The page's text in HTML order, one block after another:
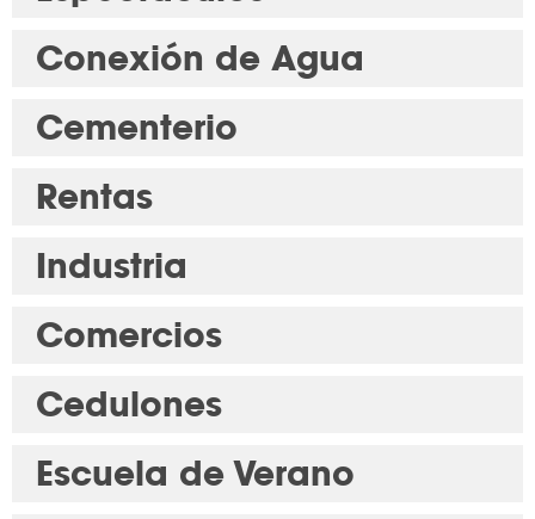
Conexión de Agua
Cementerio
Rentas
Industria
Comercios
Cedulones
Escuela de Verano